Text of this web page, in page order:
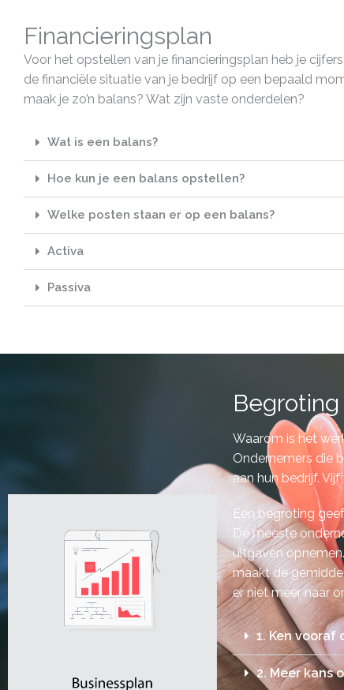
Financieringsplan
Voor het opstellen van je financieringsplan heb je
de financiële situatie van je bedrijf op een bepaald
maak je zo’n balans? Wat zijn vaste onderdelen?
Wat is een balans?
Hoe kun je een balans opstellen?
Welke posten staan er op een balans?
Activa
Passiva
Begroting
Waarom is het
Ondernemers die
aan hun bedrijf.
Een begroting
De meeste
uitgaven
maakt de
er niet meer naar
1. Ken vooraf
2. Meer kans